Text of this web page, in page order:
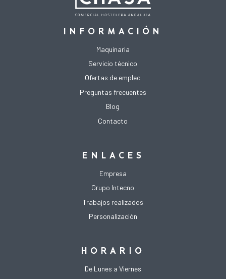
INFORMACIÓN
Maquinaria
Servicio técnico
Ofertas de empleo
Preguntas frecuentes
Blog
Contacto
ENLACES
Empresa
Grupo Intecno
Trabajos realizados
Personalización
HORARIO
De Lunes a Viernes